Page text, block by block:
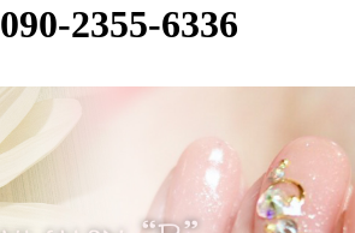
090-2355-6336